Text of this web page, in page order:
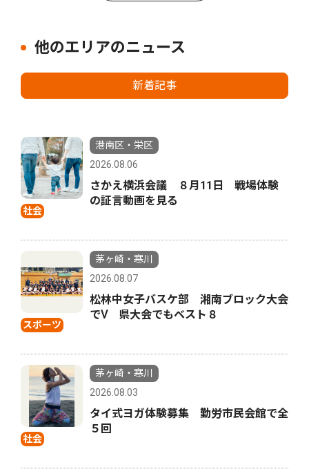
他のエリアのニュース
新着記事
社会
港南区・栄区
2026.08.06
さかえ横浜会議 ８月11日 戦場体験
の証言動画を見る
スポーツ
茅ヶ崎・寒川
2026.08.07
松林中女子バスケ部 湘南ブロック大会
でⅤ 県大会でもベスト８
社会
茅ヶ崎・寒川
2026.08.03
タイ式ヨガ体験募集 勤労市民会館で全
５回